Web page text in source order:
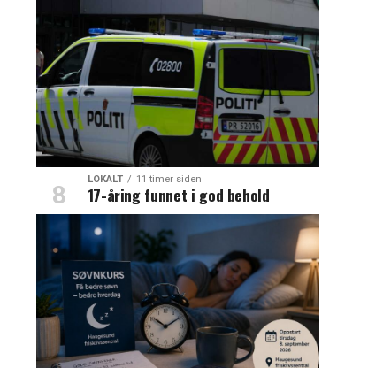
LOKALT 11 timer siden
17-åring funnet i god behold